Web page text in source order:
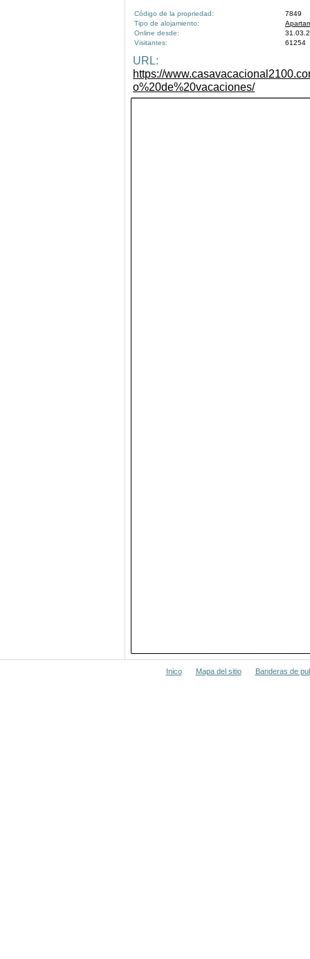
Código de la propriedad:
7849
Tipo de alojamiento:
Online desde:
Visitantes:
61254
URL:
https://
o%20de%20vacaciones/
Inico Mapa del sitio Banderas de